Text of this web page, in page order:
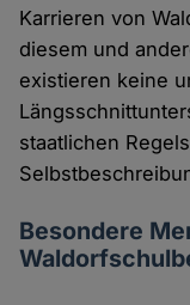
Karrieren von
diesem und
existieren keine
staatlichen
Besondere